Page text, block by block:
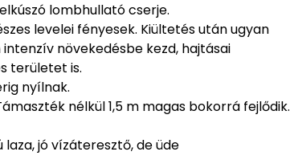
lombhullató cserje.
levelei fényesek. Kiültetés után ugyan
növekedésbe kezd, hajtásai
területet is.
nyílnak.
nélkül 1,5 m magas bokorrá fejlődik.
laza, jó vízáteresztő, de üde